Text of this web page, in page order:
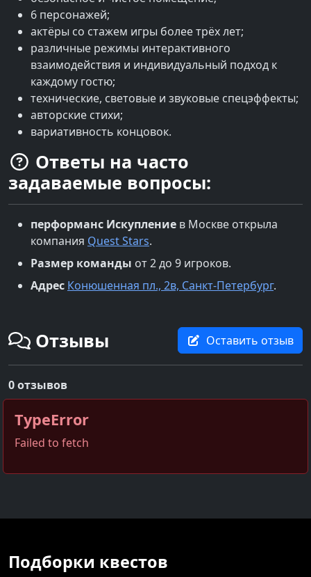
6 персонажей;
актёры со стажем игры более трёх лет;
различные режимы интерактивного
взаимодействия и индивидуальный подход к
каждому гостю;
технические, световые и звуковые спецэффекты;
авторские стихи;
вариативность концовок.
Ответы на часто
задаваемые вопросы:
перформанс Искупление в Москве открыла
компания Quest Stars.
Размер команды от 2 до 9 игроков.
Адрес Конюшенная пл., 2в, Санкт-Петербург.
Отзывы Оставить отзыв
0 отзывов
TypeError
Failed to fetch
Подборки квестов